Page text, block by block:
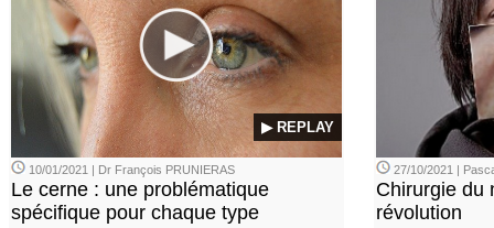
▶ REPLAY
10/01/2021 | Dr François PRUNIERAS
Le cerne : une problématique
spécifique pour chaque type
27/10/2021 |
Chirurgie du
révolution